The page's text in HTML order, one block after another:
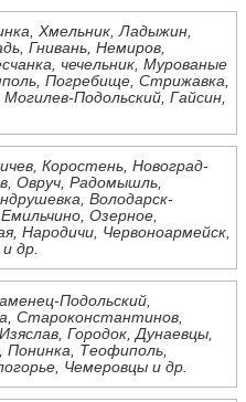
Хмельник, Ладыжин,
Гнивань, Немиров,
чечельник, Мурованые
Погребище, Стрижавка,
Подольский, Гайсин,
Коростень, Новоград-
Овруч, Радомышль,
Володарск-
Озерное,
Народичи, Червоноармейск,
др.
Подольский,
Староконстантинов,
Городок, Дунаевцы,
Теофиполь,
Чемеровцы и др.